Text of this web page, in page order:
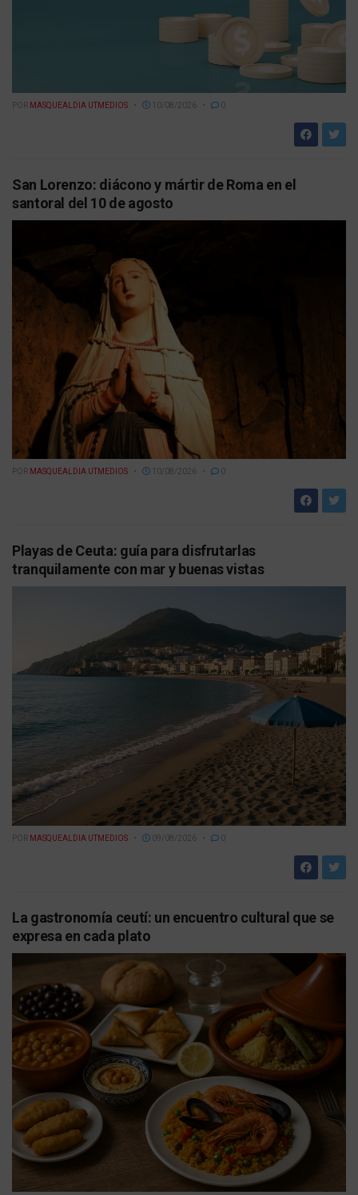
POR MASQUEALDIA UTMEDIOS 10/08/2026 0
San Lorenzo: diácono y mártir de Roma en el
santoral del 10 de agosto
POR MASQUEALDIA UTMEDIOS 10/08/2026 0
Playas de Ceuta: guía para disfrutarlas
tranquilamente con mar y buenas vistas
POR MASQUEALDIA UTMEDIOS 09/08/2026 0
La gastronomía ceutí: un encuentro cultural que se
expresa en cada plato